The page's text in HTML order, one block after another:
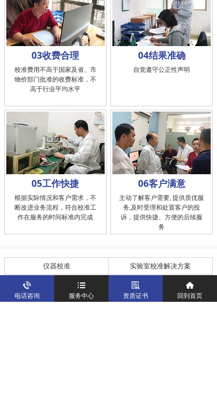
03收费合理
校准费用不高于国家及省、市
物价部门批准的收费标准，不
高于行业平均水平
04结果准确
自觉遵守公正性声明
05工作快捷
根据实际情况和客户需求，不
断改进业务流程，符合校准工
作在服务的时间标准内完成
06客户满意
主动了解客户需要, 提供质优服
务,及时受理和处置客户的投
诉，提供快捷、方便的后续服
务
仪器校准 实验室校准解决方案
制造仪器校准解决方案 计量校准实验室
关于我们 新闻资讯
电话咨询 服务中心 资质证书 回到首页